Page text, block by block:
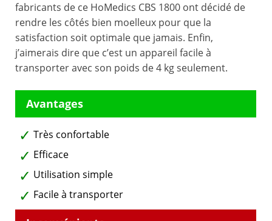
fabricants de ce HoMedics CBS 1800 ont décidé de
rendre les côtés bien moelleux pour que la
satisfaction soit optimale que jamais. Enfin,
j’aimerais dire que c’est un appareil facile à
transporter avec son poids de 4 kg seulement.
Très confortable
Efficace
Utilisation simple
Facile à transporter